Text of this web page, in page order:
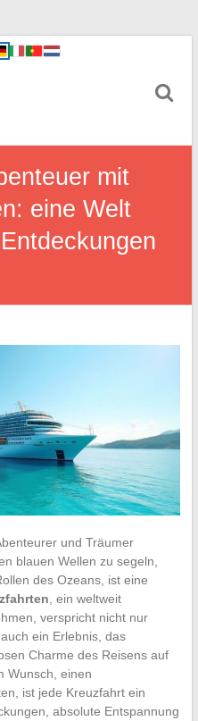
mit
eine Welt
und Träumer
blauen Wellen zu segeln,
des Ozeans, ist eine
, ein weltweit
verspricht nicht nur
ein Erlebnis, das
Charme des Reisens auf
Wunsch, einen
ist jede Kreuzfahrt ein
absolute Entspannung